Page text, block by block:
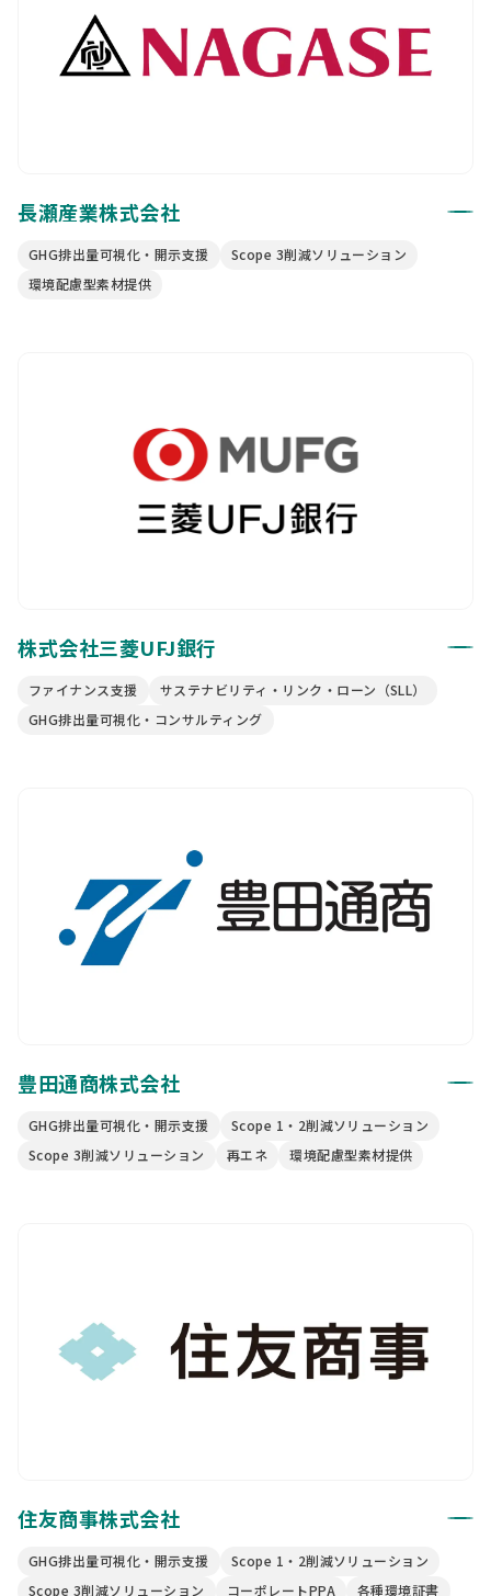
長瀬産業株式会社
GHG排出量可視化・開示支援
Scope 3削減ソリューション
環境配慮型素材提供
株式会社三菱UFJ銀行
ファイナンス支援
サステナビリティ・リンク・ローン（SLL）
GHG排出量可視化・コンサルティング
豊田通商株式会社
GHG排出量可視化・開示支援
Scope 1・2削減ソリューション
Scope 3削減ソリューション
再エネ 環境配慮型素材提供
住友商事株式会社
GHG排出量可視化・開示支援
Scope 1・2削減ソリューション
Scope 3削減ソリューション
コーポレートPPA 各種環境証書